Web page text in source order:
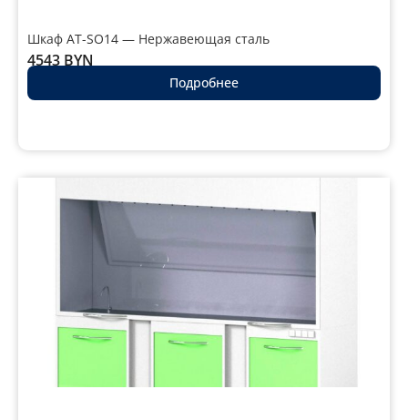
Шкаф AT-SO14 — Нержавеющая сталь
4543 BYN
Подробнее